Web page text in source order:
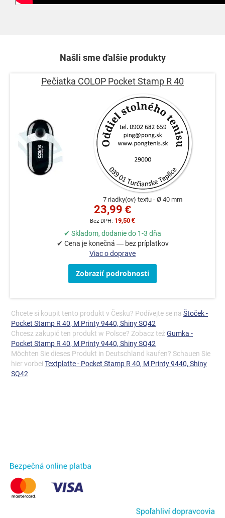
Našli sme ďalšie produkty
Pečiatka COLOP Pocket Stamp R 40
7 riadky(ov) textu Ø 40 mm
23,99 €
19,50 €
✔ Skladom, dodanie do 1-3 dňa
✔ Cena je konečná — bez príplatkov
Viac o doprave
Zobraziť podrobnosti
Chcete si koupit tento produkt v Česku? Podívejte se na Štoček -
Pocket Stamp R 40, M Printy 9440, Shiny SQ42
Chcesz zakupić ten produkt w Polsce? Zobacz też Gumka -
Pocket Stamp R 40, M Printy 9440, Shiny SQ42
Möchten Sie dieses Produkt in Deutschland kaufen? Schauen Sie
hier vorbei Textplatte - Pocket Stamp R 40, M Printy 9440, Shiny
SQ42